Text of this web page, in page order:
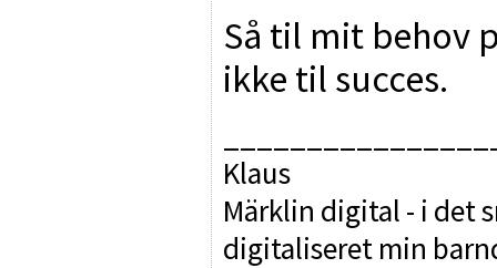
Så til mit behov
ikke til succes.
Klaus
Märklin digital - i det
digitaliseret min